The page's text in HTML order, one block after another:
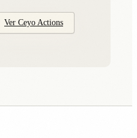
Ver Ceyo Actions